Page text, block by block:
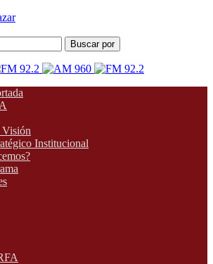
Buscar por
Institucional